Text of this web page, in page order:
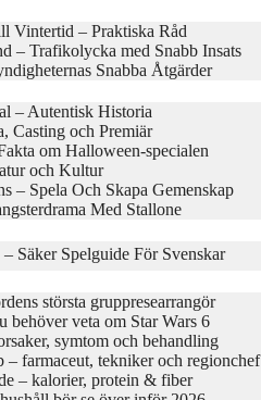
Vintertid – Praktiska Råd
– Trafikolycka med Snabb Insats
Snabba Åtgärder
– Autentisk Historia
Casting och Premiär
om Halloween-specialen
och Kultur
– Spela Och Skapa Gemenskap
Med Stallone
Säker Spelguide För Svenskar
största gruppresearrangör
behöver veta om Star Wars 6
symtom och behandling
farmaceut, tekniker och regionchef
– kalorier, protein & fiber